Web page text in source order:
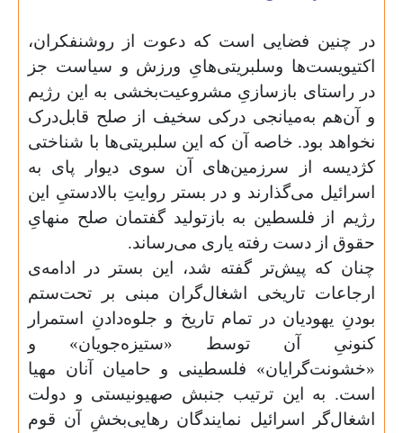
در چنین فضایی است که دعوت از روشنفکران،
اکتیویست‌ها وسلبریتی‌هایِ ورزش و سیاست جز
در راستای بازسازیِ مشروعیت‌بخشی به این رژیم
و آن‌هم به‌میانجی درکی سخیف از صلح قابل‌درک
نخواهد بود. خاصه آن‌ که این سلبریتی‌ها با شناختی
کژدیسه از سرزمین‌های آن سوی دیوار پای به
اسرائیل می‌گذارند و در بستر روایتِ بالادستیِ این
رژیم از فلسطین به بازتولید گفتمان صلح منهایِ
حقوق از دست رفته یاری می‌رساند.
چنان که پیش‌تر گفته شد، این بستر در ادامه‌ی
ارجاعات تاریخی اشغال‌گران مبنی بر تحت‌ستم
بودنِ یهودیان در تمام تاریخ و جلوه‌دادنِ استمرار
کنونیِ آن توسط «ستیزه‌جویان» و
«خشونت‌گرایان» فلسطینی و حامیان آنان مهیا
است. به این ترتیب جنبش صهیونیستی و دولت
اشغال‌گر اسرائیل نمایندگان رهایی‌بخشِ آن قوم